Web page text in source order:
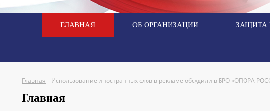
ГЛАВНАЯ ОБ ОРГАНИЗАЦИИ ЗАЩИТА
Главная Использование иностранных слов в рекламе обсудили в БРО «ОПОРА
Главная